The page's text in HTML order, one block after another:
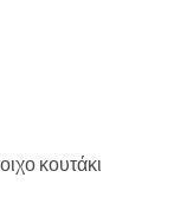
κουτάκι